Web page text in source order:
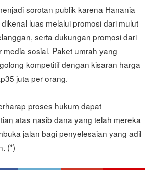
sorotan publik karena Hanania
luas melalui promosi dari mulut
serta dukungan promosi dari
sosial. Paket umrah yang
kompetitif dengan kisaran harga
juta per orang.
proses hukum dapat
atas nasib dana yang telah mereka
jalan bagi penyelesaian yang adil
(*)